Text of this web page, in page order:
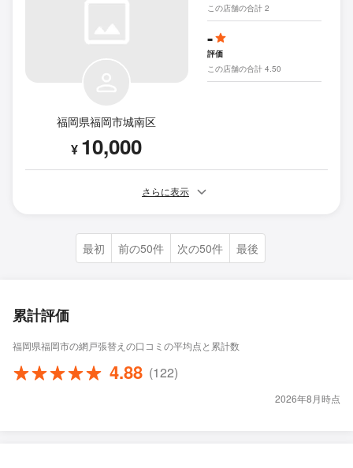
福岡県福岡市城南区
¥ 10,000
この店舗の合計 2
-
評価
この店舗の合計 4.50
さらに表示
最初 前の50件 次の50件 最後
累計評価
福岡県福岡市の網戸張替えの口コミの平均点と累計数
4.88 (122)
2026年8月時点